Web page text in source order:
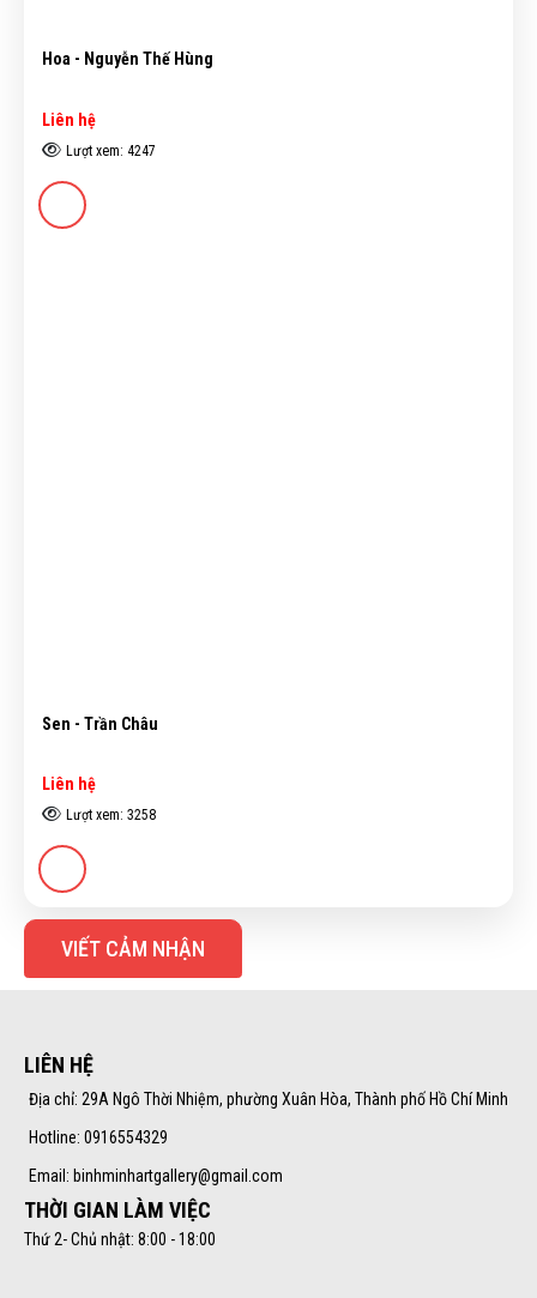
Hoa - Nguyễn Thế Hùng
Liên hệ
Lượt xem: 4247
Sen - Trần Châu
Liên hệ
Lượt xem: 3258
VIẾT CẢM NHẬN
LIÊN HỆ
Địa chỉ: 29A Ngô Thời Nhiệm, phường Xuân Hòa, Thành phố Hồ Chí Minh
Hotline: 0916554329
Email: binhminhartgallery@gmail.com
THỜI GIAN LÀM VIỆC
Thứ 2- Chủ nhật: 8:00 - 18:00